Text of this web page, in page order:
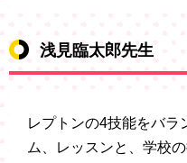
浅見臨太郎先生
レプトンの4技能をバラ
ム、レッスンと、学校